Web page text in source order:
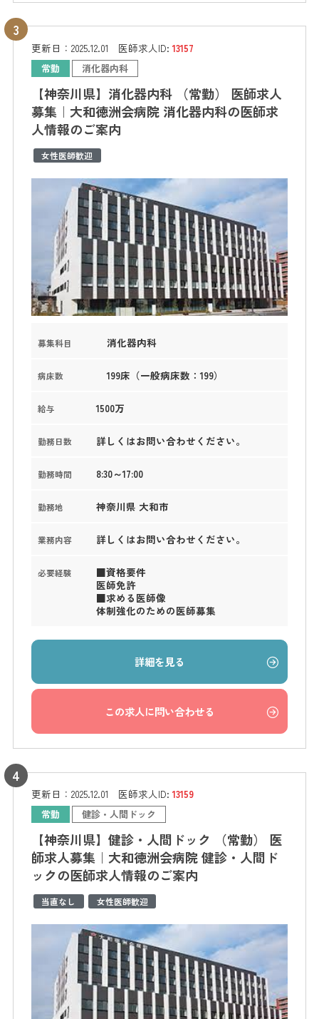
更新日： 2025.12.01 医師求人ID:13157
常勤 消化器内科
【神奈川県】消化器内科 （常勤） 医師求人
募集｜大和徳洲会病院 消化器内科の医師求
人情報のご案内
女性医師歓迎
募集科目 消化器内科
病床数 199床（一般病床数：199）
給与 1500万
勤務日数 詳しくはお問い合わせください。
勤務時間 8:30～17:00
勤務地 神奈川県 大和市
業務内容 詳しくはお問い合わせください。
必要経験
■資格要件
医師免許
■求める医師像
体制強化のための医師募集
詳細を見る
この求人に問い合わせる
更新日： 2025.12.01 医師求人ID:13159
常勤 健診・人間ドック
【神奈川県】健診・人間ドック （常勤） 医
師求人募集｜大和徳洲会病院 健診・人間ド
ックの医師求人情報のご案内
当直なし 女性医師歓迎